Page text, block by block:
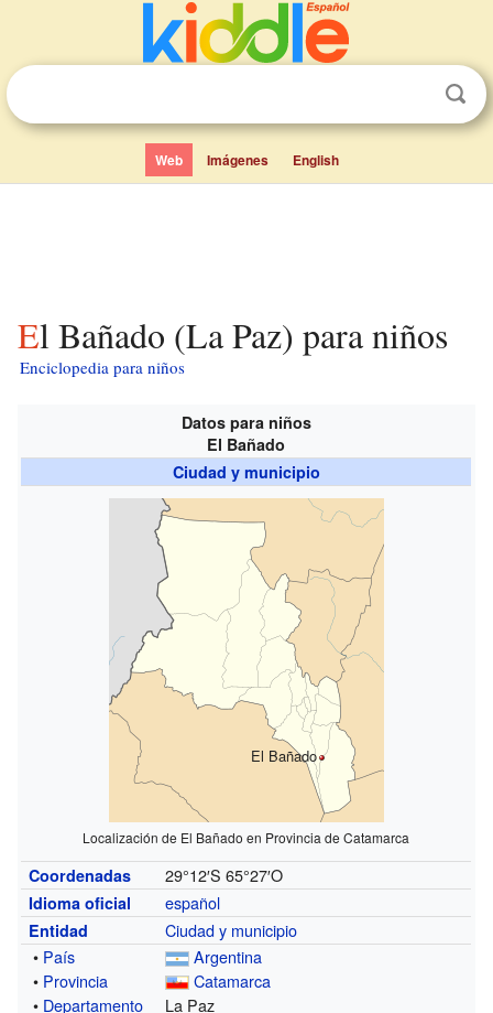
Web Imágenes English
El Bañado (La Paz) para niños
Enciclopedia para niños
Datos para niños
El Bañado
Ciudad y municipio
El Bañado
Localización de El Bañado en Provincia de Catamarca
Coordenadas 29°12′S 65°27′O
Idioma oficial español
Entidad
Ciudad y municipio
• País
Argentina
• Provincia
Catamarca
• Departamento La Paz